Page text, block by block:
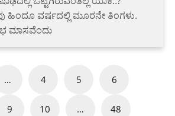
ಹಿಂದೂ ವರ್ಷದಲ್ಲಿ ಮೂರನೇ ತಿಂಗಳು.
ಮಾಸವೆಂದು
… 4 5 6
9 10 … 48